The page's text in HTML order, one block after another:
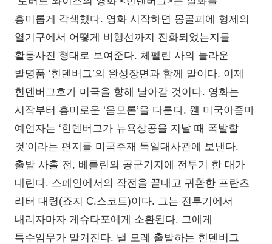
흥미롭게 각색했다. 영화 시작하면 몽골피에 형제의
열기구에서 어떻게 비행선까지 진화되었는지를
활동사진 형태로 보여준다. 체펠린 사의 놀라운
발명품 ‘힌덴버그’의 완성장면과 함께 말이다. 이제
힌덴버그호가 미국을 향해 날아갈 것이다. 영화는
시작부터 흥미로운 ‘음모론’을 다룬다. 웬 미국아줌마
예언자는 ‘힌덴버그가 뉴욕상공을 지날 때 폭발할
것’이라는 편지를 미국주재 독일대사관에 보낸다.
출발 사흘 전, 베를린의 공군기지에 전투기 한 대가
내린다. 스페인에서의 작전을 끝내고 귀환한 프란츠
리터 대령(죠지 C.스코트)이다. 그는 전투기에서
내리자마자 게슈타포에게 소환된다. 그에게
특수임무가 맡겨진다. 낼 모레 출발하는 힌덴버그